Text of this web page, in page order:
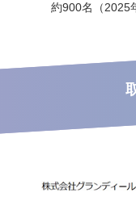
約900名（2025